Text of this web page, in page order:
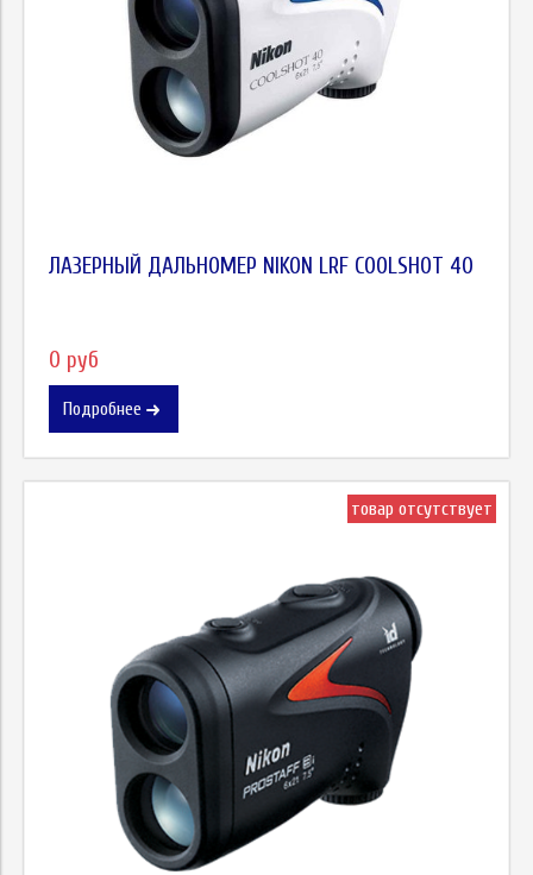
ЛАЗЕРНЫЙ ДАЛЬНОМЕР NIKON LRF COOLSHOT 40
0 руб
Подробнее
товар отсутствует